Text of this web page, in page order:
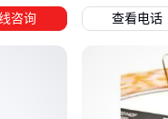
咨询 查看电话